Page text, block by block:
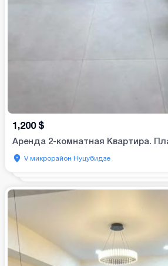
1,200 $
Аренда 2-комнатная Квартира.
V микрорайон Нуцубидзе